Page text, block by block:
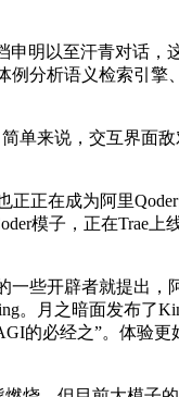
明以至汗青对话，
分析语义检索引
来说，交互界面
正在成为阿里
模子，正在Trae
些开辟者就提出，
。月之暗面发布了
的必经之”。体验